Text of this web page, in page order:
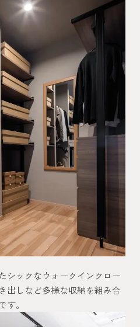
シックなウォークインクロー
出しなど多様な収納を組み合
。